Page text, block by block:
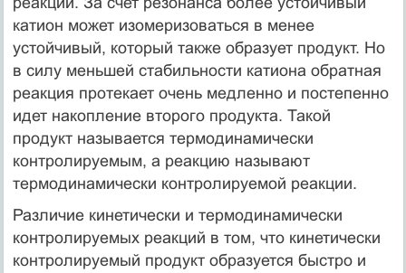
катион может изомеризоваться в менее
устойчивый, который также образует продукт. Но
в силу меньшей стабильности катиона обратная
реакция протекает очень медленно и постепенно
идет накопление второго продукта. Такой
продукт называется термодинамически
контролируемым, а реакцию называют
термодинамически контролируемой реакции.
Различие кинетически и термодинамически
контролируемых реакций в том, что кинетически
контролируемый продукт образуется быстро и